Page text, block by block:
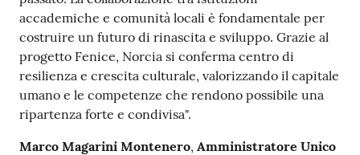
accademiche e comunità locali è fondamentale per
costruire un futuro di rinascita e sviluppo. Grazie al
progetto Fenice, Norcia si conferma centro di
resilienza e crescita culturale, valorizzando il capitale
umano e le competenze che rendono possibile una
ripartenza forte e condivisa".
Marco Magarini Montenero, Amministratore Unico